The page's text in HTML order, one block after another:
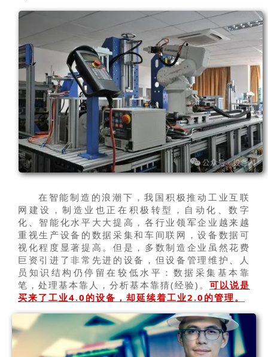
在智能制造的浪潮下，我国积极推动工业互联
网建设，制造业也正在积极转型，自动化、数字
化、智能化水平大大提高，各行业领军企业越来越
重视生产设备的数据采集和车间联网，设备数据可
视化程度显著提高。但是，多数制造企业虽然花费
巨资引进了非常先进的设备，但设备管理维护、人
员知识结构仍停留在较低水平：数据采集基本靠
笔，处理基本靠人，分析基本靠猜(经验)。 可以说是
买来了工业4.0的设备，却延续着工业2.0的管理。